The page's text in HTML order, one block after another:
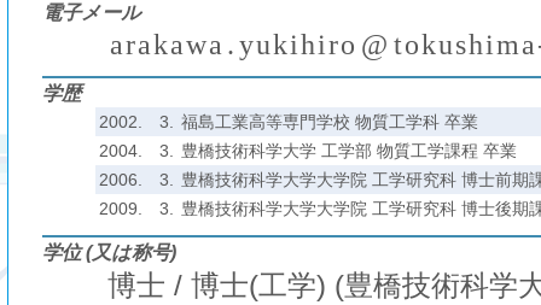
電子メール
arakawa . yukihiro @ tokushima
学歴
2002. 3.
福島工業高等専門学校 物質工学科 卒業
2004.
3.
豊橋技術科学大学 工学部 物質工学課程 卒業
2006.
3.
豊橋技術科学大学大学院 工学研究科 博士前期
2009.
3. 豊橋技術科学大学大学院 工学研究科 博士後期
学位 (又は称号)
博士 / 博士(工学) (豊橋技術科学